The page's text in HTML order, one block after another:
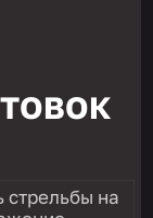
стрельбы на